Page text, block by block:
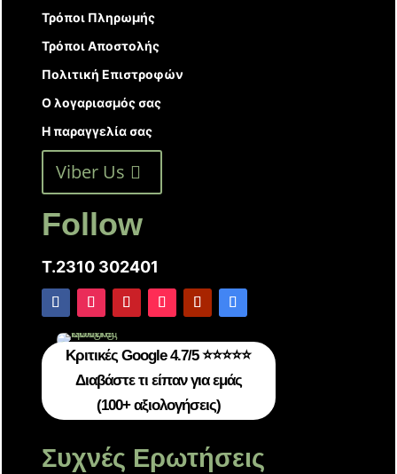
Τρόποι Πληρωμής
Τρόποι Αποστολής
Πολιτική Επιστροφών
Ο λογαριασμός σας
Η παραγγελία σας
Viber Us
Follow
T.2310 302401
Κριτικές Google 4.7/5 ⭐⭐⭐⭐⭐
Διαβάστε τι είπαν για εμάς
(100+ αξιολογήσεις)
Συχνές Ερωτήσεις